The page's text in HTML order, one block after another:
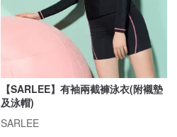
【SARLEE】有袖兩截褲泳衣(附襯墊
及泳帽)
SARLEE